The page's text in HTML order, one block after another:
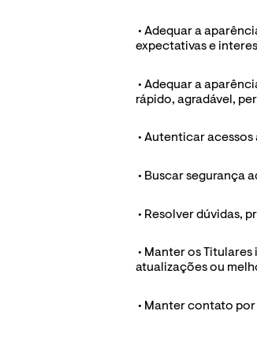
• Adequar a
expectativas e
• Adequar a
rápido, agradável,
• Autenticar
• Buscar segurança
• Resolver dúvidas,
• Manter os
atualizações ou
• Manter contato